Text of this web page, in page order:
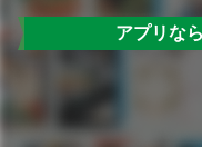
アプリな